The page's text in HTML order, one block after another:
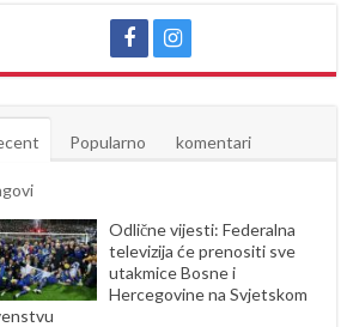
Popularno komentari
Odlične vijesti: Federalna
televizija će prenositi sve
utakmice Bosne i
Hercegovine na Svjetskom